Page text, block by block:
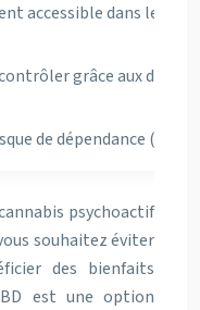
accessible dans les
grâce aux
de dépendance
psychoactif
souhaitez éviter
des bienfaits
est une option